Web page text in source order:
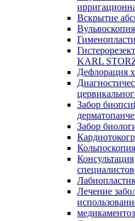
Вскрытие
Вульвоскопия
KARL
Дефлорация
Забор
Забор
Консультация
Лечение